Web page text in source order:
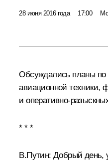
28 июня 2016 года 17:00
Обсуждались планы по
авиационной техники,
и оперативно-
* * *
В.Путин: Добрый день,